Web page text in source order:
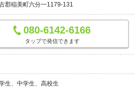
郡稲美町六分一1179-131
080-6142-6166
タップで発信できます
生 中学生 高校生